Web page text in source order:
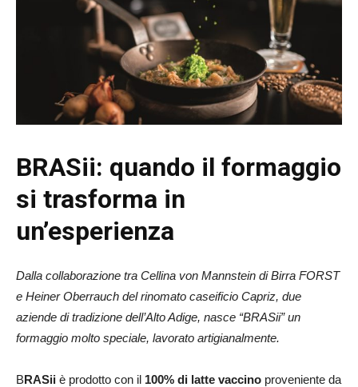
BRASii: quando il formaggio
si trasforma in
un’esperienza
Dalla collaborazione tra Cellina von Mannstein di Birra FORST
e Heiner Oberrauch del rinomato caseificio Capriz, due
aziende di tradizione dell’Alto Adige, nasce “BRASii” un
formaggio molto speciale, lavorato artigianalmente.
BRASii è prodotto con il 100% di latte vaccino proveniente da